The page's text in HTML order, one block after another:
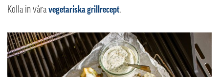
Kolla in våravegetariska grillrecept.